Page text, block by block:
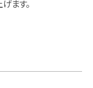
ます。